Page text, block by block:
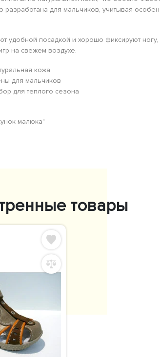
разработана для мальчиков, учитывая
удобной посадкой и хорошо фиксируют
на свежем воздухе.
кожа
для мальчиков
для теплого сезона
малюка"
товары